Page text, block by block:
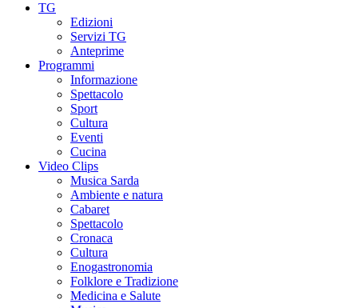
TG
Edizioni
Servizi TG
Anteprime
Programmi
Informazione
Spettacolo
Sport
Cultura
Eventi
Cucina
Video Clips
Musica Sarda
Ambiente e natura
Cabaret
Spettacolo
Cronaca
Cultura
Enogastronomia
Folklore e Tradizione
Medicina e Salute